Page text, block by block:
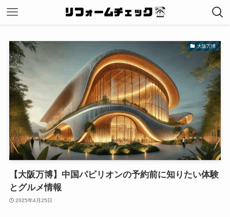
大阪万博
【大阪万博】中国パビリオンの予約前に知りたい体験
とグルメ情報
2025年4月25日